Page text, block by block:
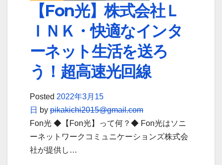
【Fon光】株式会社Ｌ
ＩＮＫ・快適なインタ
ーネット生活を送ろ
う！超高速光回線
Posted 2022年3月15
日 by pikakichi2015@gmail.com
Fon光 ◆【Fon光】って何？◆ Fon光はソニ
ーネットワークコミュニケーションズ株式会
社が提供し…